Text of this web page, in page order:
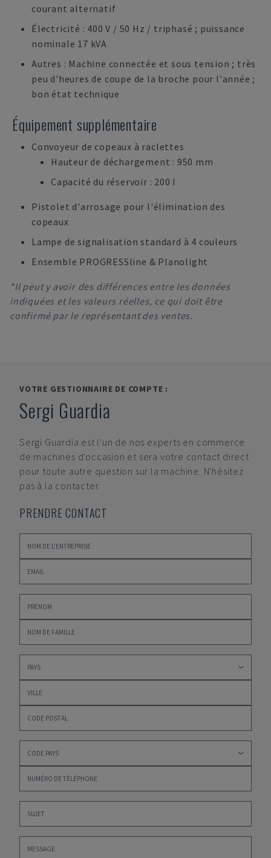
courant alternatif
Électricité : 400 V / 50 Hz / triphasé ; puissance
nominale 17 kVA
Autres : Machine connectée et sous tension ; très
peu d'heures de coupe de la broche pour l'année ;
bon état technique
Équipement supplémentaire
Convoyeur de copeaux à raclettes
Hauteur de déchargement : 950 mm
Capacité du réservoir : 200 l
Pistolet d'arrosage pour l'élimination des
copeaux
Lampe de signalisation standard à 4 couleurs
Ensemble PROGRESSline & Planolight
*Il peut y avoir des différences entre les données
indiquées et les valeurs réelles, ce qui doit être
confirmé par le représentant des ventes.
VOTRE GESTIONNAIRE DE COMPTE :
Sergi Guardia
Sergi Guardia est l'un de nos experts en commerce
de machines d'occasion et sera votre contact direct
pour toute autre question sur la machine. N'hésitez
pas à la contacter.
PRENDRE CONTACT